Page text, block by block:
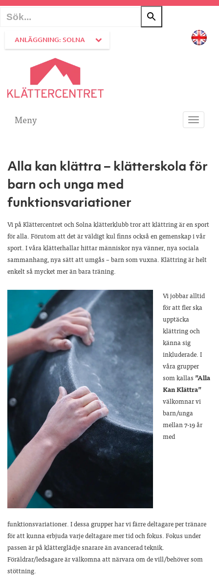
ANLÄGGNING: SOLNA
Toggle
Meny
Alla kan klättra – klätterskola för
barn och unga med
funktionsvariationer
Vi på Klättercentret och Solna klätterklubb tror att klättring är en sport
för alla. Förutom att det är väldigt kul finns också en gemenskap i vår
sport. I våra klätterhallar hittar människor nya vänner, nya sociala
sammanhang, nya sätt att umgås – barn som vuxna. Klättring är helt
enkelt så mycket mer än bara träning.
Vi jobbar alltid
för att fler ska
upptäcka
klättring och
känna sig
inkluderade. I
våra grupper
som kallas ”Alla
Kan Klättra”
välkomnar vi
barn/unga
mellan 7-19 år
med
funktionsvariationer. I dessa grupper har vi färre deltagare per tränare
för att kunna erbjuda varje deltagare mer tid och fokus. Fokus under
passen är på klätterglädje snarare än avancerad teknik.
Föräldrar/ledsagare är välkomna att närvara om de vill/behöver som
stöttning.